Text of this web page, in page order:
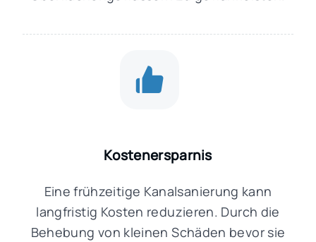
Kostenersparnis
Eine frühzeitige Kanalsanierung kann
langfristig Kosten reduzieren. Durch die
Behebung von kleinen Schäden bevor sie